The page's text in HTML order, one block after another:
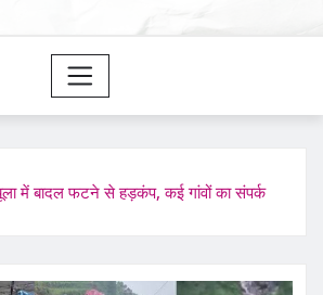
में बादल फटने से हड़कंप, कई गांवों का संपर्क